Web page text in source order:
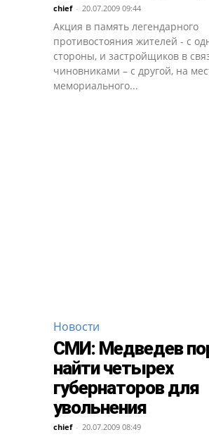
chief - 20.07.2009 09:44
Акция в память легендарного
противостояния жителей - с
стороны, и застройщиков в
чиновниками – с другой, на
мемориального...
Новости
СМИ: Медведев
найти четырех
губернаторов для
увольнения
chief - 20.07.2009 08:49